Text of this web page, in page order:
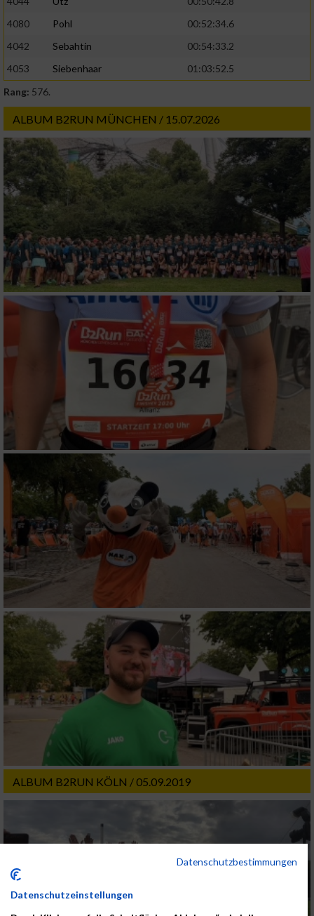
4080
Pohl
00:52:34.6
4042
Sebahtin
00:54:33.2
4053
Siebenhaar
01:03:52.5
Rang: 576.
ALBUM B2RUN MÜNCHEN / 15.07.2026
ALBUM B2RUN KÖLN / 05.09.2019
Datenschutzbestimmungen
Datenschutzeinstellungen